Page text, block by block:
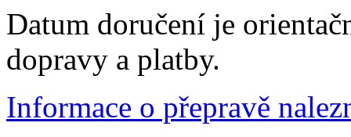
Datum doručení je
dopravy a platby.
Informace o přepravě